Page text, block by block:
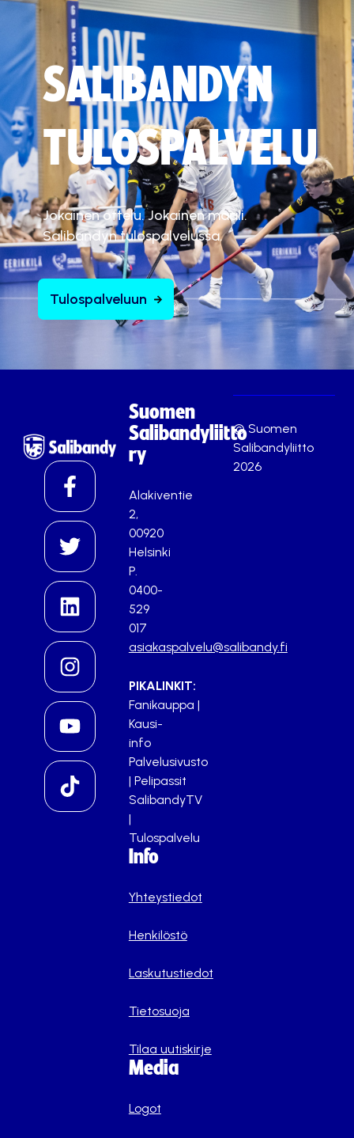
SALIBANDYN
TULOSPALVELU
Jokainen ottelu. Jokainen maali.
Salibandyn tulospalvelussa.
Tulospalveluun
Suomen
Salibandyliitto
ry
Alakiventie
2,
00920
Helsinki
P.
0400-
529
017
asiakaspalvelu@salibandy.fi
PIKALINKIT:
Fanikauppa |
Kausi-
info
Palvelusivusto
| Pelipassit
SalibandyTV
|
Tulospalvelu
Info
Yhteystiedot
Henkilöstö
Laskutustiedot
Tietosuoja
Tilaa uutiskirje
Media
Logot
© Suomen
Salibandyliitto
2026